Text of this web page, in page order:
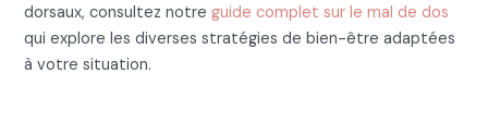
dorsaux, consultez notre guide complet sur le mal de dos
qui explore les diverses stratégies de bien-être adaptées
à votre situation.